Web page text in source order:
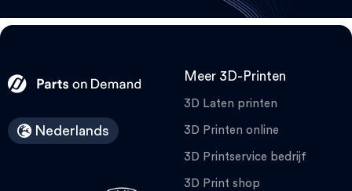
Nederlands
Meer 3D-Printen
3D Laten printen
3D Printen online
3D Printservice bedrijf
3D Print shop